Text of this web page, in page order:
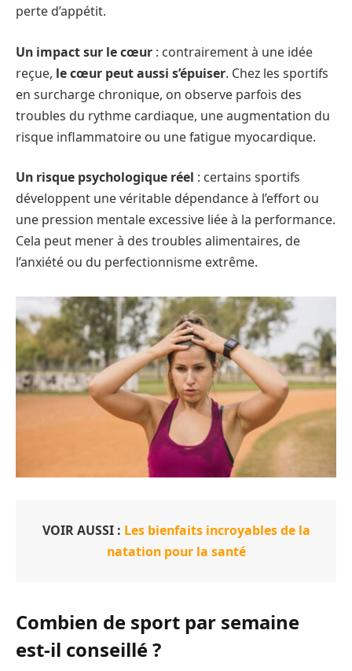
perte d’appétit.
Un impact sur le cœur : contrairement à une idée
reçue, le cœur peut aussi s’épuiser. Chez les sportifs
en surcharge chronique, on observe parfois des
troubles du rythme cardiaque, une augmentation du
risque inflammatoire ou une fatigue myocardique.
Un risque psychologique réel : certains sportifs
développent une véritable dépendance à l’effort ou
une pression mentale excessive liée à la performance.
Cela peut mener à des troubles alimentaires, de
l’anxiété ou du perfectionnisme extrême.
VOIR AUSSI : Les bienfaits incroyables de la
natation pour la santé
Combien de sport par semaine
est-il conseillé ?